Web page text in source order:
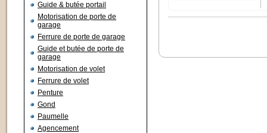
Guide & butée portail
Motorisation de porte de
garage
Ferrure de porte de garage
Guide et butée de porte de
garage
Motorisation de volet
Ferrure de volet
Penture
Gond
Paumelle
Agencement